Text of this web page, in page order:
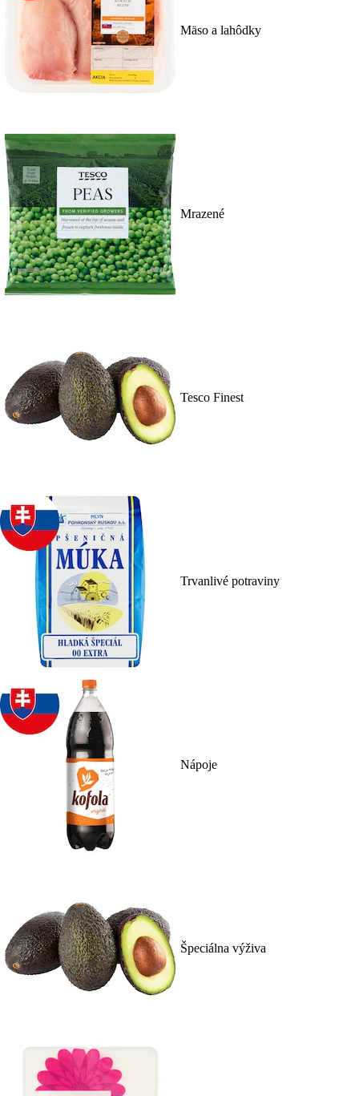
Mäso a lahôdky
Mrazené
Tesco Finest
Trvanlivé potraviny
Nápoje
Špeciálna výživa